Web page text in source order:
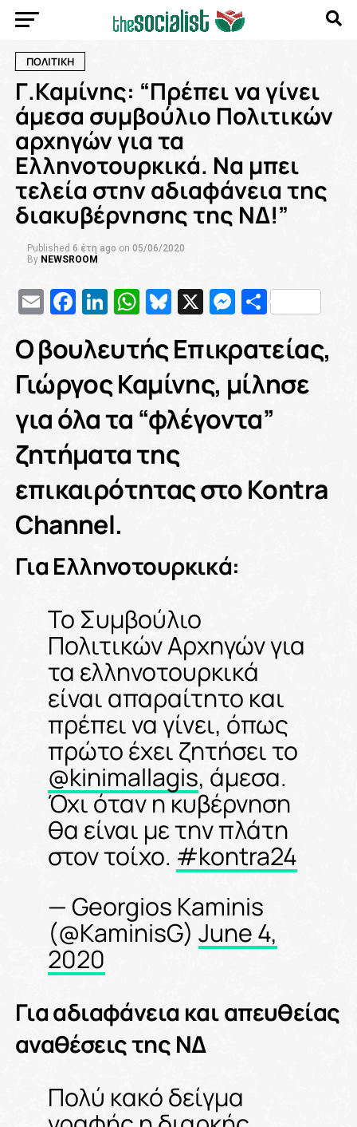
ΠΟΛΙΤΙΚΗ
Γ.Καμίνης: “Πρέπει να γίνει
άμεσα συμβούλιο Πολιτικών
αρχηγών για τα
Ελληνοτουρκικά. Να μπει
τελεία στην αδιαφάνεια της
διακυβέρνησης της ΝΔ!”
Published 6 έτη ago on 05/06/2020
By NEWSROOM
EmailFacebook
LinkedIn
WhatsApp
Bluesky
X
Ο βουλευτής Επικρατείας,
Γιώργος Καμίνης, μίλησε
για όλα τα “φλέγοντα”
ζητήματα της
επικαιρότητας στο Kontra
Channel.
Για Ελληνοτουρκικά:
Το Συμβούλιο
Πολιτικών Αρχηγών για
τα ελληνοτουρκικά
είναι απαραίτητο και
πρέπει να γίνει, όπως
πρώτο έχει ζητήσει το
@kinimallagis, άμεσα.
Όχι όταν η κυβέρνηση
θα είναι με την πλάτη
στον τοίχο. #kontra24
— Georgios Kaminis
(@KaminisG) June 4,
2020
Για αδιαφάνεια και απευθείας
αναθέσεις της ΝΔ
Πολύ κακό δείγμα